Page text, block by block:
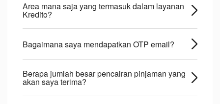
Area mana saja yang termasuk dalam layanan
Kredito?
Bagaimana saya mendapatkan OTP email?
Berapa jumlah besar pencairan pinjaman yang
akan saya terima?